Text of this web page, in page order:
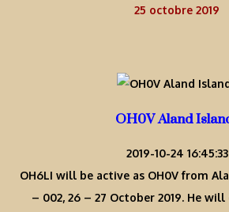
25 octobre 2019
OH0V Aland
2019-10-24 16:45:33
OH6LI will be active as OH0V from
– 002, 26 – 27 October 2019. He